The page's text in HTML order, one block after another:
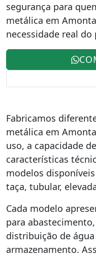
segurança para
metálica em
necessidade real do
Fabricamos
metálica em
uso, a capacidade
características
modelos
taça, tubular,
Cada modelo
para
distribuição de
armazenamento.